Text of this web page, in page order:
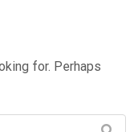
for. Perhaps